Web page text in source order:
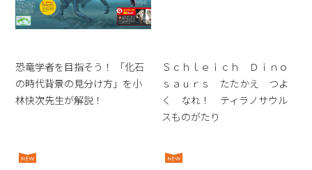
恐竜学者を目指そう！ 「化石
の時代背景の見分け方」を小
林快次先生が解説！
Ｓｃｈｌｅｉｃｈ Ｄｉｎｏ
ｓａｕｒｓ たたかえ つよ
く なれ！ ティラノサウル
スものがたり